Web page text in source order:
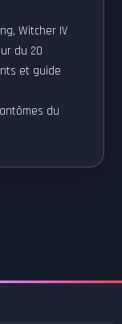
Witcher IV
du 20
et guide
du